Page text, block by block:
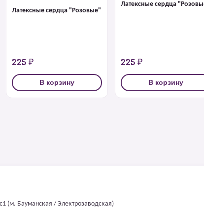
Латексные сердца "Розовые"
225 ₽
В корзину
Латексные сердца
225 ₽
В корзину
(м. Бауманская / Электрозаводская)